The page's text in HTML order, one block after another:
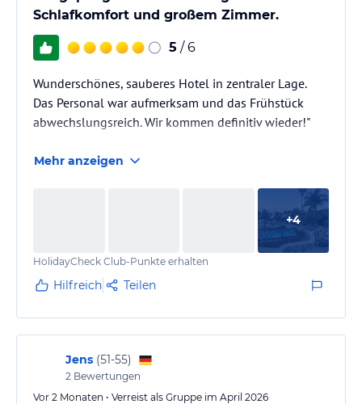
Schlafkomfort und großem Zimmer.
5 / 6
Wunderschönes, sauberes Hotel in zentraler Lage.
Das Personal war aufmerksam und das Frühstück
abwechslungsreich. Wir kommen definitiv wieder!"
Mehr anzeigen
+4
HolidayCheck Club-Punkte erhalten
Hilfreich Teilen
Jens (51-55)
2 Bewertungen
Vor 2 Monaten • Verreist als Gruppe im April 2026